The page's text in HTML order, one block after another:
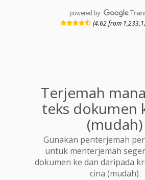
powered by
(4.62 from
Terjemah
teks dokumen
(mudah)
Gunakan penterjemah
untuk menterjemah
dokumen ke dan daripada
cina (mudah)